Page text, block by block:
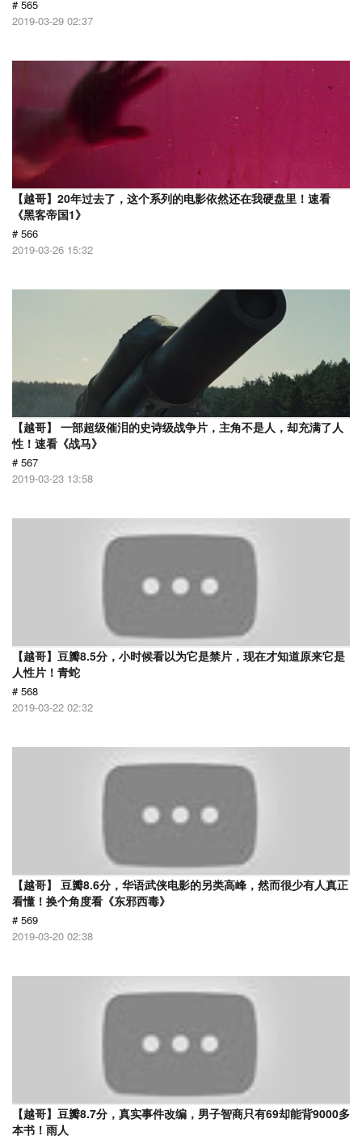
# 565
2019-03-29 02:37
【越哥】20年过去了，这个系列的电影依然还在我硬盘里！速看
《黑客帝国1》
# 566
2019-03-26 15:32
【越哥】 一部超级催泪的史诗级战争片，主角不是人，却充满了人
性！速看《战马》
# 567
2019-03-23 13:58
【越哥】豆瓣8.5分，小时候看以为它是禁片，现在才知道原来它是
人性片！青蛇
# 568
2019-03-22 02:32
【越哥】 豆瓣8.6分，华语武侠电影的另类高峰，然而很少有人真正
看懂！换个角度看《东邪西毒》
# 569
2019-03-20 02:38
【越哥】豆瓣8.7分，真实事件改编，男子智商只有69却能背9000多
本书！雨人